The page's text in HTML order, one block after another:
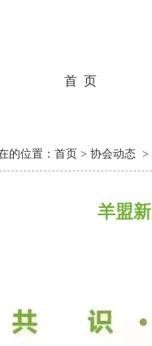
首 页
的位置： 首页 > 协会动态 >
羊盟